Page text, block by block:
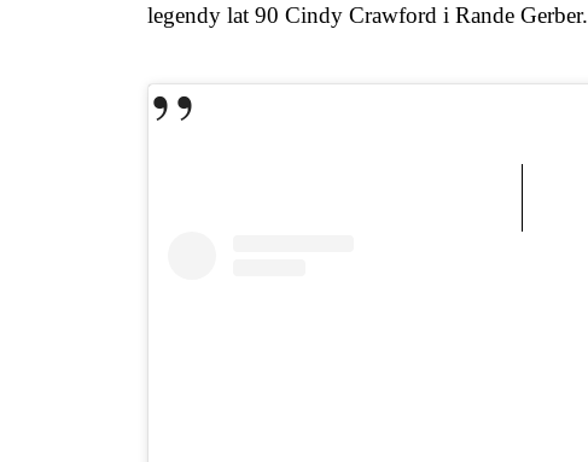
legendy lat 90 Cindy Crawford i Rande Gerber.